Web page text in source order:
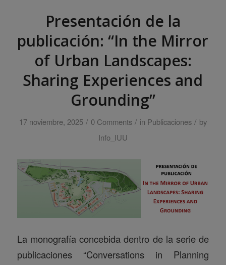
Presentación de la
publicación: “In the Mirror
of Urban Landscapes:
Sharing Experiences and
Grounding”
17 noviembre, 2025 / 0 Comments / in Publicaciones / by
Info_IUU
La monografía concebida dentro de la serie de
publicaciones “Conversations in Planning